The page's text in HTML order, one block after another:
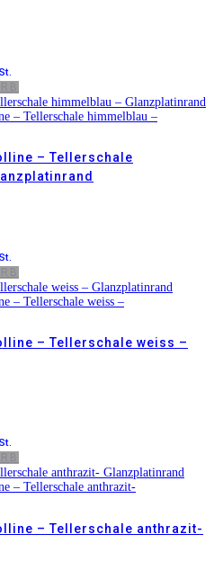
– Tellerschale
– Tellerschale weiss –
– Tellerschale anthrazit-